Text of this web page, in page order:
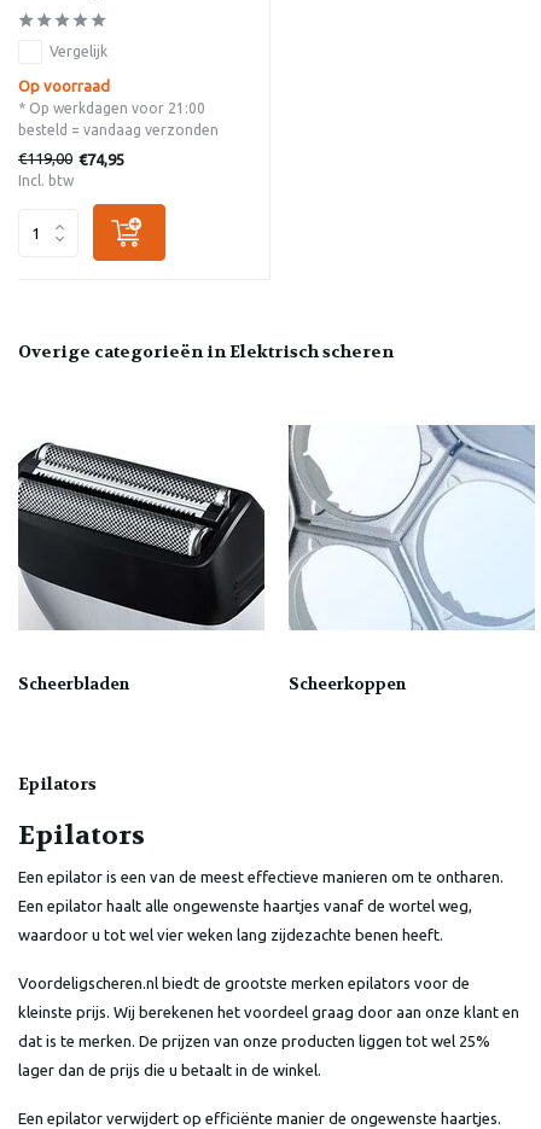
Vergelijk
Op voorraad
* Op werkdagen voor 21:00
besteld = vandaag verzonden
€119,00 €74,95
Incl. btw
Overige categorieën in Elektrisch scheren
Scheerbladen Scheerkoppen
Epilators
Epilators
Een epilator is een van de meest effectieve manieren om te ontharen.
Een epilator haalt alle ongewenste haartjes vanaf de wortel weg,
waardoor u tot wel vier weken lang zijdezachte benen heeft.
Voordeligscheren.nl biedt de grootste merken epilators voor de
kleinste prijs. Wij berekenen het voordeel graag door aan onze klant en
dat is te merken. De prijzen van onze producten liggen tot wel 25%
lager dan de prijs die u betaalt in de winkel.
Een epilator verwijdert op efficiënte manier de ongewenste haartjes.